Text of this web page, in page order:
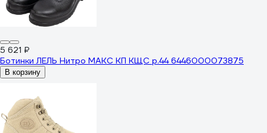
5 621 ₽
Ботинки ЛЕЛЬ Нитро МАКС КП КЩС р.44 6446000073875
В корзину